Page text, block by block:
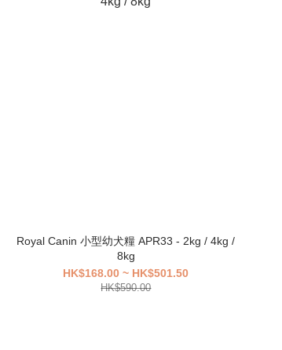
Royal Canin 小型幼犬糧 APR33 - 2kg / 4kg /
8kg
HK$168.00 ~ HK$501.50
HK$590.00